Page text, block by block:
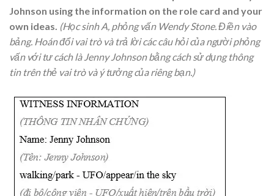
Johnson using the information on the role card and your
own ideas. (Học sinh A, phỏng vấn Wendy Stone. Điền vào
bảng. Hoán đổi vai trò và trả lời các câu hỏi của người phỏng
vấn với tư cách là Jenny Johnson bằng cách sử dụng thông
tin trên thẻ vai trò và ý tưởng của riêng bạn.)